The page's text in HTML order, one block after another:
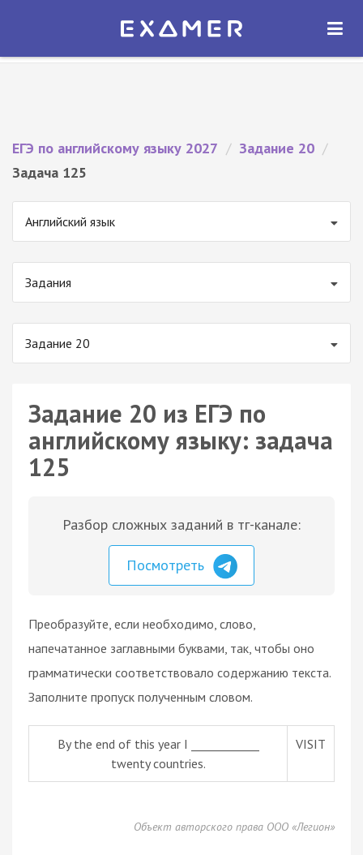
Экзамер — ЕГЭ 2027
ОТКРЫТЬ
ЕГЭ по английскому языку 2027 / Задание 20 /
Задача 125
Английский язык
Задания
Задание 20
Задание 20 из ЕГЭ по
английскому языку: задача
125
Разбор сложных заданий в тг-канале:
Посмотреть
Преобразуйте, если необходимо, слово,
напечатанное заглавными буквами, так, чтобы оно
грамматически соответствовало содержанию текста.
Заполните пропуск полученным словом.
By the end of this year I ____________
twenty countries.
VISIT
Объект авторского права ООО «Легион»